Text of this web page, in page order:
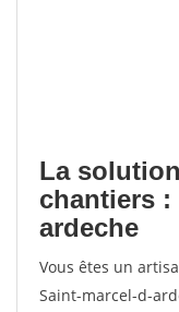
La
chantiers :
ardeche
Vous êtes un
Saint-marcel-d-